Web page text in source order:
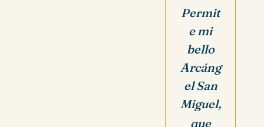
Permit
e mi
bello
Arcáng
el San
Miguel,
que